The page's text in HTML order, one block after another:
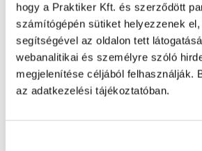
hogy a Praktiker Kft. és szerződött
számítógépén sütiket helyezzenek
segítségével az oldalon tett
webanalitikai és személyre szóló
megjelenítése céljából felhasználják.
az adatkezelési tájékoztatóban.